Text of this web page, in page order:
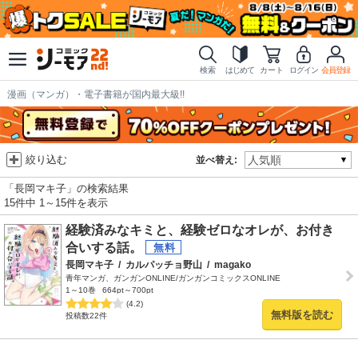
検索 はじめて カート ログイン 会員登録
漫画（マンガ）・電子書籍が国内最大級!!
並べ替え:
絞り込む
「長岡マキ子」の検索結果
15件中 1～15件を表示
経験済みなキミと、経験ゼロなオレが、お付き
合いする話。
長岡マキ子 / カルパッチョ野山 / magako
青年マンガ、ガンガンONLINE/ガンガンコミックスONLINE
1～10巻
664pt～700pt
(4.2)
投稿数22件
無料版を読む